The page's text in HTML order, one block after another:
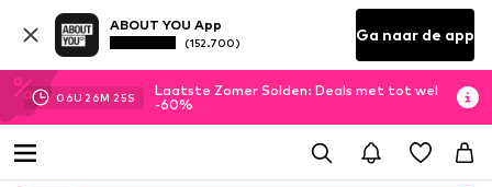
ABOUT YOU App
(152.700) Ga naar de app
06U 26M 23S
Laatste Zomer Solden: Deals met tot wel
-60%